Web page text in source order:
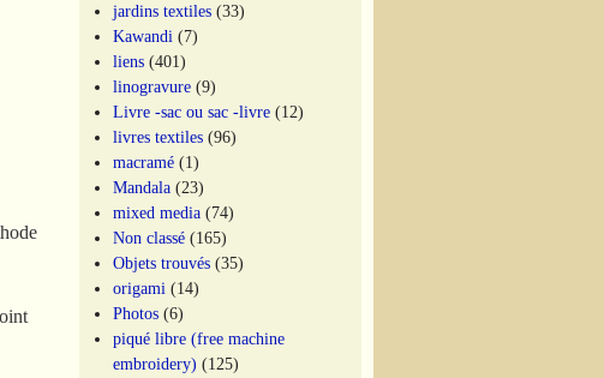
jardins textiles (33)
Kawandi (7)
liens (401)
linogravure (9)
Livre -sac ou sac -livre (12)
livres textiles (96)
macramé (1)
Mandala (23)
mixed media (74)
Non classé (165)
Objets trouvés (35)
origami (14)
Photos (6)
piqué libre (free machine
embroidery) (125)